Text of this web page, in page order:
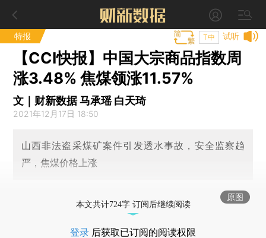
特报 试听
T中
【CCI快报】中国大宗商品指数周
涨3.48% 焦煤领涨11.57%
文｜财新数据 马承瑶 白天琦
2021年12月17日 18:50
山西非法盗采煤矿案件引发透水事故，安全监察趋
严，焦煤价格上涨
原图
本文共计724字 订阅后继续阅读
登录 后获取已订阅的阅读权限